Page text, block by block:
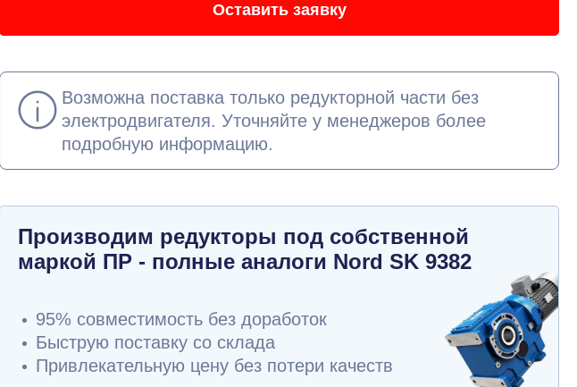
Оставить заявку
Возможна поставка только редукторной части без
электродвигателя. Уточняйте у менеджеров более
подробную информацию.
Производим редукторы под собственной
маркой ПР - полные аналоги Nord SK 9382
95% совместимость без доработок
Быструю поставку со склада
Привлекательную цену без потери качеств